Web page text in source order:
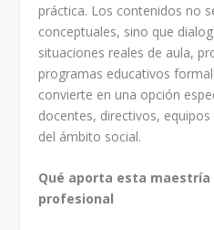
práctica. Los contenidos no
conceptuales, sino que
situaciones reales de aula,
programas educativos
convierte en una opción
docentes, directivos,
del ámbito social.
Qué aporta esta
profesional